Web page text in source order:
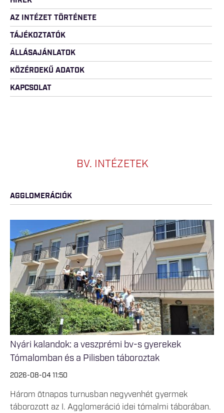
AZ INTÉZET TÖRTÉNETE
TÁJÉKOZTATÓK
ÁLLÁSAJÁNLATOK
KÖZÉRDEKŰ ADATOK
KAPCSOLAT
BV. INTÉZETEK
AGGLOMERÁCIÓK
Nyári kalandok: a veszprémi bv-s gyerekek
Tómalomban és a Pilisben táboroztak
2026-08-04 11:50
Három ötnapos turnusban negyvenhét gyermek
táborozott az I. Agglomeráció idei tómalmi táborában.